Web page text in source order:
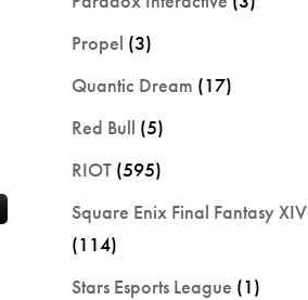
Propel (3)
Quantic Dream (17)
Red Bull (5)
RIOT (595)
Square Enix Final Fantasy XIV
(114)
Stars Esports League (1)